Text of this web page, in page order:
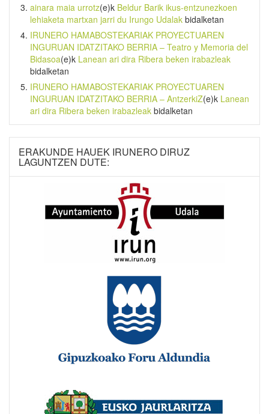
ainara maia urrotz(e)k Beldur Barik ikus-entzunezkoen
lehiaketa martxan jarri du Irungo Udalak bidalketan
IRUNERO HAMABOSTEKARIAK PROYECTUAREN
INGURUAN IDATZITAKO BERRIA – Teatro y Memoria del
Bidasoa(e)k Lanean ari dira Ribera beken irabazleak
bidalketan
IRUNERO HAMABOSTEKARIAK PROYECTUAREN
INGURUAN IDATZITAKO BERRIA – AntzerkiZ(e)k Lanean
ari dira Ribera beken irabazleak bidalketan
ERAKUNDE HAUEK IRUNERO DIRUZ
LAGUNTZEN DUTE: